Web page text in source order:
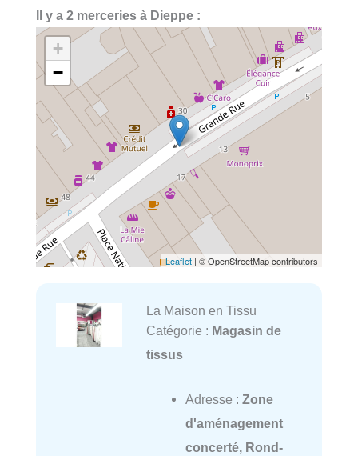
Il y a 2 merceries à Dieppe :
+
−
Leaflet | © OpenStreetMap contributors
La Maison en Tissu
Catégorie : Magasin de
tissus
Adresse : Zone
d'aménagement
concerté, Rond-